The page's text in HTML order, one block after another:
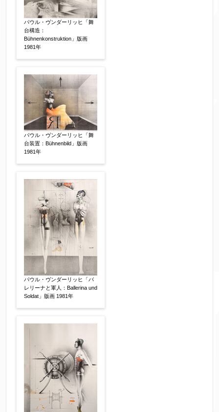
絵の画面サイズ 【任意】
額装
軸装
その他
サイン等の有無 【任意】
サイン有(自筆)
鑑定証書付
限定番号 【任意】
制作年 【任意】
売却希望時期 【任意】
他社様の査定価格
会社名：
査定額：
パウル・ヴンダーリッヒ「舞
台構造：
Bühnenkonstruktion」版画
1981年
パウル・ヴンダーリッヒ「舞
台装置：Bühnenbild」版画
1981年
パウル・ヴンダーリッヒ「バ
レリーナと軍人：Ballerina und
Soldat」版画 1981年